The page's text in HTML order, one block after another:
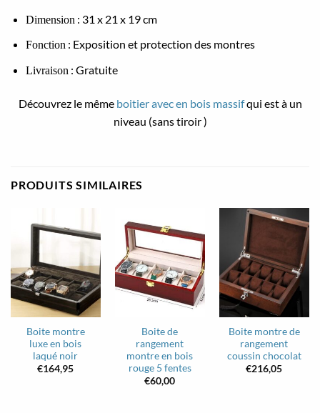
Dimension : 31 x 21 x 19 cm
Fonction : Exposition et protection des montres
Livraison : Gratuite
Découvrez le même boitier avec en bois massifqui est à un
niveau (sans tiroir )
PRODUITS SIMILAIRES
Boite montre
luxe en bois
laqué noir
€164,95
Boite de
rangement
montre en bois
rouge 5 fentes
€60,00
Boite montre de
rangement
coussin chocolat
€216,05